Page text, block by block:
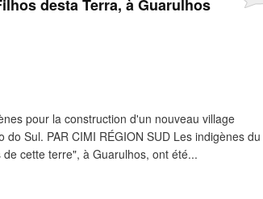
desta Terra, à Guarulhos
pour la construction d'un nouveau village
Sul. PAR CIMI RÉGION SUD Les indigènes du
cette terre", à Guarulhos, ont été...